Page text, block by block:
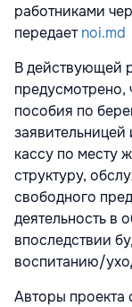
работниками
передаетnoi.md
В действующей
предусмотрено,
пособия по
кассу по месту
структуру,
свободного
деятельность в
впоследствии
воспитанию/
Авторы проекта